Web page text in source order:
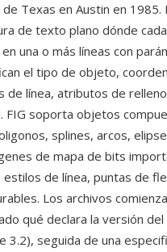
Texas en Austin en 1985.
de texto plano dónde
una o más líneas con
el tipo de objeto,
de línea, atributos de
FIG soporta objetos
splines, arcos,
de mapa de bits
estilos de línea, puntas de
Los archivos
qué declara la versión
3.2), seguida de una